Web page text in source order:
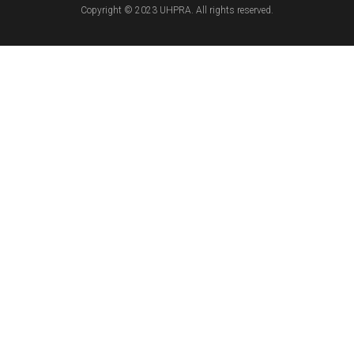
Copyright © 2023 UHPRA. All rights reserved.